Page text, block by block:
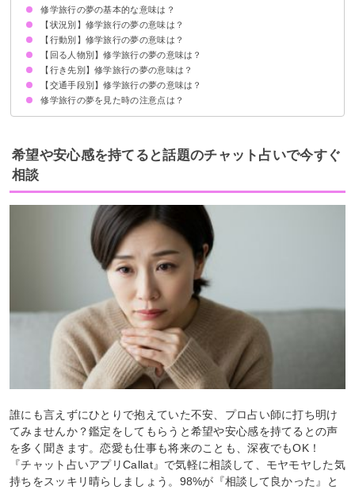
修学旅行の夢の基本的な意味は？
プレッシャーやストレスを感じている暗示
修学旅行の夢ばかり見る場合は仕事運アップ
状況によって意味が決まる
【状況別】修学旅行の夢の意味は？
修学旅行に行く夢【警告夢】
修学旅行に行けない夢【警告夢】
修学旅行で置いていかれる夢【警告夢】
修学旅行で仲間外れにされる夢【警告夢】
修学旅行で迷子になる夢【警告夢】
修学旅行で体調不良になる夢【警告夢】
修学旅行が中止になる夢【凶夢】
【行動別】修学旅行の夢の意味は？
修学旅行に遅刻する夢【警告夢】
修学旅行でバスに乗り遅れる夢【警告夢】
修学旅行で忘れ物をする夢【警告夢】
修学旅行で風呂に入る夢【吉夢・警告夢】
修学旅行で写真を撮る夢【吉夢】
修学旅行でお土産を買う夢【警告夢】
【回る人物別】修学旅行の夢の意味は？
好きな人と修学旅行を回る夢【吉夢】
友達と修学旅行を回る夢【警告夢】
先生と修学旅行を回る夢【吉夢】
知らない人と修学旅行を回る夢【吉夢】
【行き先別】修学旅行の夢の意味は？
修学旅行で海外に行く夢【吉夢】
修学旅行で海に行く夢【警告夢】
修学旅行でテーマパークに行く夢【警告夢】
修学旅行で神社に行く夢【警告夢】
【交通手段別】修学旅行の夢の意味は？
バスで修学旅行に行く夢【凶夢】
飛行機で修学旅行に行く夢【吉夢】
新幹線で修学旅行に行く夢【吉夢】
船で修学旅行に行く夢【警告夢】
修学旅行の夢を見た時の注意点は？
十分な休息を取る
吉夢なら話さず警告夢や凶夢は人に話す
希望や安心感を持てると話題のチャット占いで今すぐ
相談
誰にも言えずにひとりで抱えていた不安、プロ占い師に打ち明け
てみませんか？鑑定をしてもらうと希望や安心感を持てるとの声
を多く聞きます。恋愛も仕事も将来のことも、深夜でもOK！
『チャット占いアプリCallat』で気軽に相談して、モヤモヤした気
持ちをスッキリ晴らしましょう。98%が『相談して良かった』と